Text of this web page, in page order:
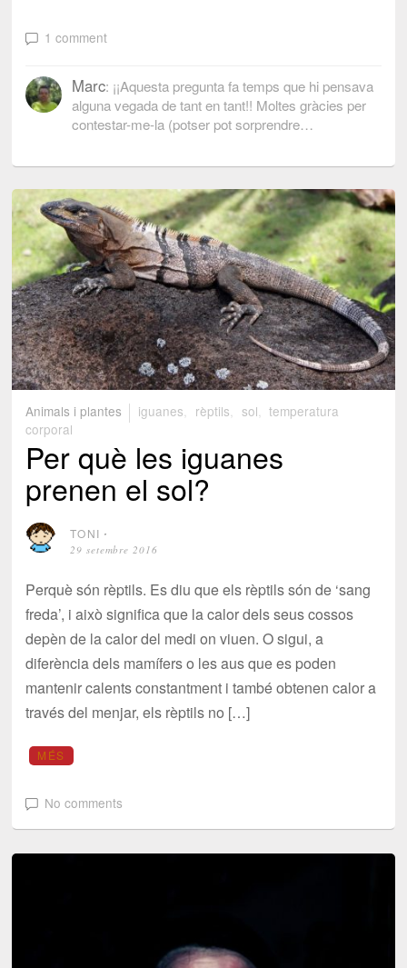
1 comment
Marc: ¡¡Aquesta pregunta fa temps que hi pensava
alguna vegada de tant en tant!! Moltes gràcies per
contestar-me-la (potser pot sorprendre…
Animals i plantes iguanes, rèptils, sol, temperatura
corporal
Per què les iguanes
prenen el sol?
TONI ⋅
29 setembre 2016
Perquè són rèptils. Es diu que els rèptils són de ‘sang
freda’, i això significa que la calor dels seus cossos
depèn de la calor del medi on viuen. O sigui, a
diferència dels mamífers o les aus que es poden
mantenir calents constantment i també obtenen calor a
través del menjar, els rèptils no […]
MÉS
No comments